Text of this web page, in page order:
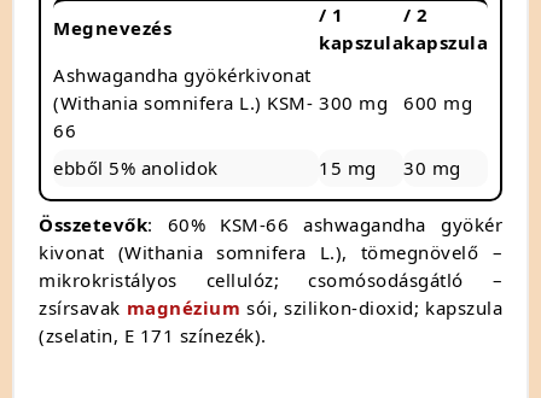
Megnevezés
/ 1
kapszula
/ 2
kapszula
Ashwagandha gyökérkivonat
(Withania somnifera L.) KSM-
66
300 mg 600 mg
ebből 5% anolidok 15 mg 30 mg
Összetevők: 60% KSM-66 ashwagandha gyökér
kivonat (Withania somnifera L.), tömegnövelő –
mikrokristályos cellulóz; csomósodásgátló –
zsírsavak magnézium sói, szilikon-dioxid; kapszula
(zselatin, E 171 színezék).